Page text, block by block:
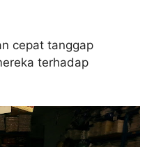
cepat tanggap
terhadap